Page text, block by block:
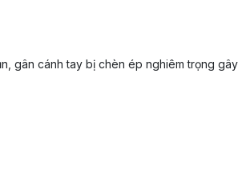
gân cánh tay bị chèn ép nghiêm trọng